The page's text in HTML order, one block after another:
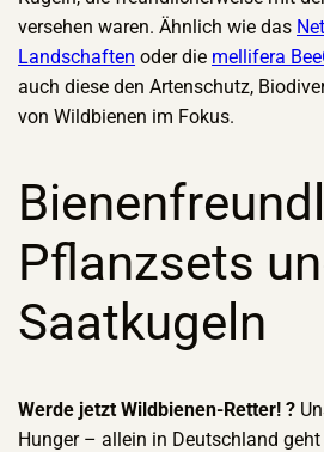
versehen waren. Ähnlich wie das
Landschaften oder die mellifera
auch diese den Artenschutz,
von Wildbienen im Fokus.
Pflanzsets
Saatkugeln
Werde jetzt Wildbienen-Retter! ?
Hunger – allein in Deutschland geht